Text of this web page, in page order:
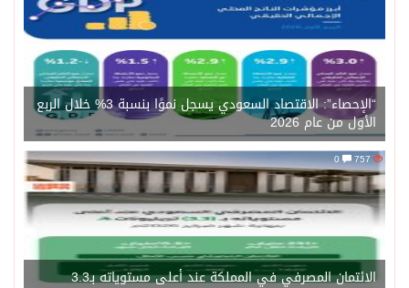
“الإحصاء”: الاقتصاد السعودي يسجل نموًا بنسبة 3% خلال الربع
الأول من عام 2026
757
0
الائتمان المصرفي في المملكة عند أعلى مستوياته بـ3.3